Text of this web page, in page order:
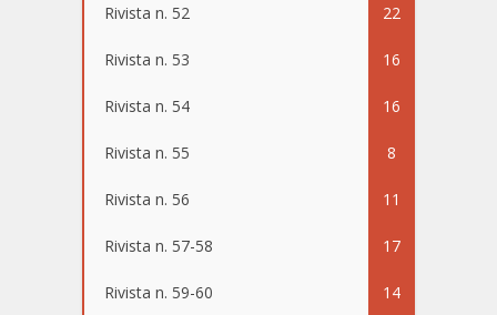
Rivista n. 52 22
Rivista n. 53 16
Rivista n. 54 16
Rivista n. 55 8
Rivista n. 56 11
Rivista n. 57-58 17
Rivista n. 59-60 14